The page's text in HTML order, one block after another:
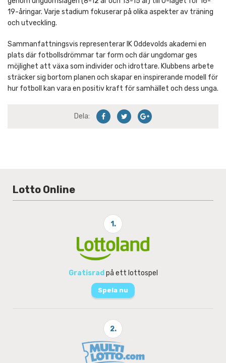
19-åringar. Varje stadium fokuserar på olika aspekter av träning
och utveckling.
Sammanfattningsvis representerar IK Oddevolds akademi en
plats där fotbollsdrömmar tar form och där ungdomar ges
möjlighet att växa som individer och idrottare. Klubbens arbete
sträcker sig bortom planen och skapar en inspirerande modell för
hur fotboll kan vara en positiv kraft för samhället och dess unga.
Dela:
Lotto Online
1.
Gratisrad på ett lottospel
Spela nu
2.